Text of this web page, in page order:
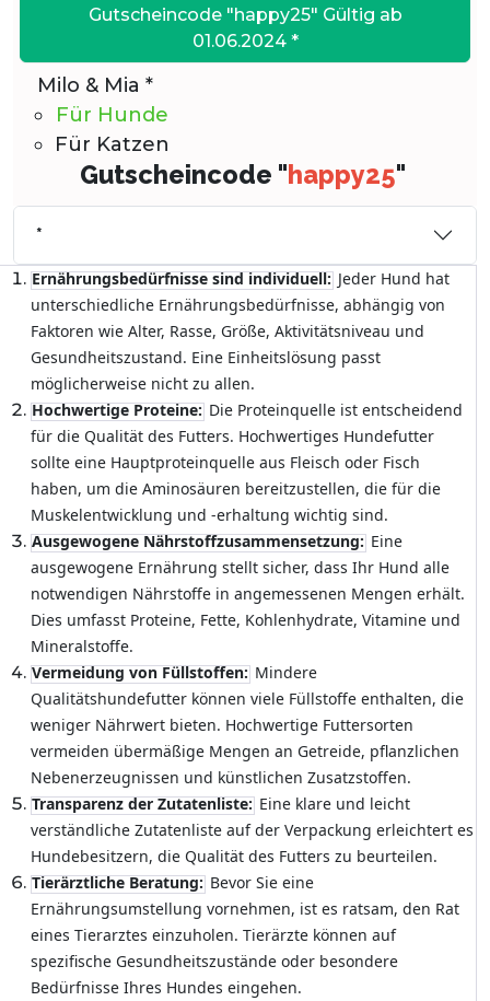
Gutscheincode "happy25" Gültig ab
01.06.2024 *
Milo & Mia *
Für Hunde
Für Katzen
Gutscheincode "happy25"
*
Ernährungsbedürfnisse sind individuell:Jeder Hund hat
unterschiedliche Ernährungsbedürfnisse, abhängig von
Faktoren wie Alter, Rasse, Größe, Aktivitätsniveau und
Gesundheitszustand. Eine Einheitslösung passt
möglicherweise nicht zu allen.
Hochwertige Proteine:Die Proteinquelle ist entscheidend
für die Qualität des Futters. Hochwertiges Hundefutter
sollte eine Hauptproteinquelle aus Fleisch oder Fisch
haben, um die Aminosäuren bereitzustellen, die für die
Muskelentwicklung und -erhaltung wichtig sind.
Ausgewogene Nährstoffzusammensetzung:Eine
ausgewogene Ernährung stellt sicher, dass Ihr Hund alle
notwendigen Nährstoffe in angemessenen Mengen erhält.
Dies umfasst Proteine, Fette, Kohlenhydrate, Vitamine und
Mineralstoffe.
Vermeidung von Füllstoffen:Mindere
Qualitätshundefutter können viele Füllstoffe enthalten, die
weniger Nährwert bieten. Hochwertige Futtersorten
vermeiden übermäßige Mengen an Getreide, pflanzlichen
Nebenerzeugnissen und künstlichen Zusatzstoffen.
Transparenz der Zutatenliste:Eine klare und leicht
verständliche Zutatenliste auf der Verpackung erleichtert es
Hundebesitzern, die Qualität des Futters zu beurteilen.
Tierärztliche Beratung:Bevor Sie eine
Ernährungsumstellung vornehmen, ist es ratsam, den Rat
eines Tierarztes einzuholen. Tierärzte können auf
spezifische Gesundheitszustände oder besondere
Bedürfnisse Ihres Hundes eingehen.